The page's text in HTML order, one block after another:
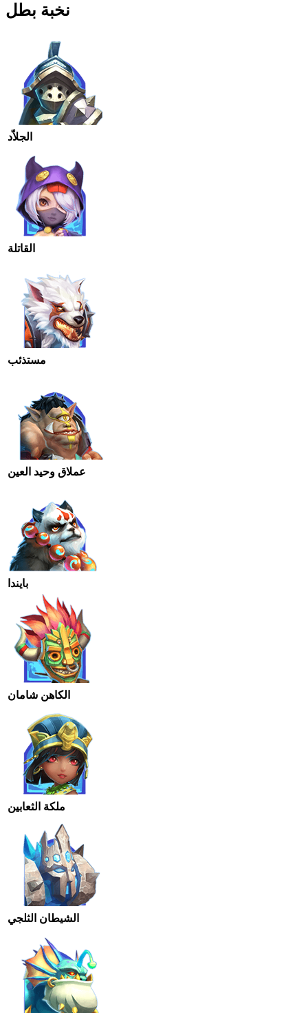
نخبة بطل
الجلاّد
القاتلة
مستذئب
عملاق وحيد العين
بايندا
الكاهن شامان
ملكة الثعابين
الشيطان الثلجي